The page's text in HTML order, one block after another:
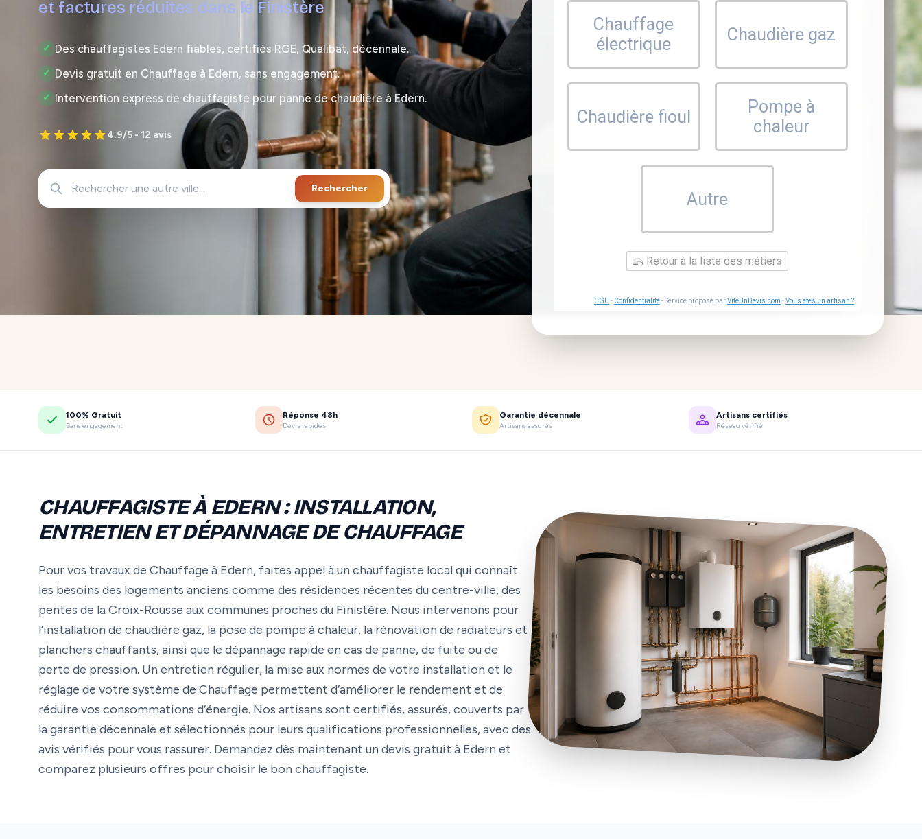
et factures réduites dans le Finistère
✓ Des chauffagistes Edern fiables, certifiés RGE, Qualibat, décennale.
✓ Devis gratuit en Chauffage à Edern, sans engagement.
✓ Intervention express de chauffagiste pour panne de chaudière à Edern.
4.9/5 - 12 avis
Rechercher
Chauffage
électrique
Chaudière gaz
Chaudière fioul
Pompe à
chaleur
Autre
Retour à la liste des métiers
CGU - Confidentialité- Service proposé parViteUnDevis.com -Vous êtes un artisan ?
100% Gratuit
Sans engagement
Réponse 48h
Devis rapides
Garantie décennale
Artisans assurés
Artisans certifiés
Réseau vérifié
CHAUFFAGISTE À EDERN : INSTALLATION,
ENTRETIEN ET DÉPANNAGE DE CHAUFFAGE
Pour vos travaux de Chauffage à Edern, faites appel à un chauffagiste local qui connaît
les besoins des logements anciens comme des résidences récentes du centre-ville, des
pentes de la Croix-Rousse aux communes proches du Finistère. Nous intervenons pour
l’installation de chaudière gaz, la pose de pompe à chaleur, la rénovation de radiateurs et
planchers chauffants, ainsi que le dépannage rapide en cas de panne, de fuite ou de
perte de pression. Un entretien régulier, la mise aux normes de votre installation et le
réglage de votre système de Chauffage permettent d’améliorer le rendement et de
réduire vos consommations d’énergie. Nos artisans sont certifiés, assurés, couverts par
la garantie décennale et sélectionnés pour leurs qualifications professionnelles, avec des
avis vérifiés pour vous rassurer. Demandez dès maintenant un devis gratuit à Edern et
comparez plusieurs offres pour choisir le bon chauffagiste.